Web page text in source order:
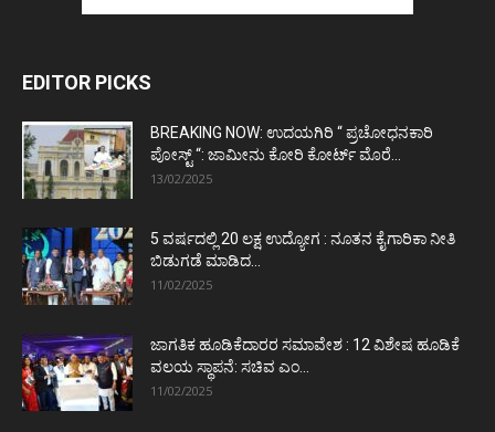
EDITOR PICKS
BREAKING NOW: ಉದಯಗಿರಿ “ ಪ್ರಚೋಧನಕಾರಿ
ಪೋಸ್ಟ್‌ “: ಜಾಮೀನು ಕೋರಿ ಕೋರ್ಟ್‌ ಮೊರೆ...
13/02/2025
5 ವರ್ಷದಲ್ಲಿ 20 ಲಕ್ಷ ಉದ್ಯೋಗ : ನೂತನ ಕೈಗಾರಿಕಾ ನೀತಿ
ಬಿಡುಗಡೆ ಮಾಡಿದ...
11/02/2025
ಜಾಗತಿಕ ಹೂಡಿಕೆದಾರರ ಸಮಾವೇಶ : 12 ವಿಶೇಷ ಹೂಡಿಕೆ
ವಲಯ ಸ್ಥಾಪನೆ: ಸಚಿವ ಎಂ...
11/02/2025